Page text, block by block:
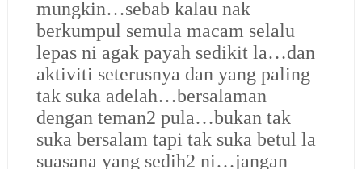
mungkin…sebab kalau nak
berkumpul semula macam selalu
lepas ni agak payah sedikit la…dan
aktiviti seterusnya dan yang paling
tak suka adelah…bersalaman
dengan teman2 pula…bukan tak
suka bersalam tapi tak suka betul la
suasana yang sedih2 ni…jangan